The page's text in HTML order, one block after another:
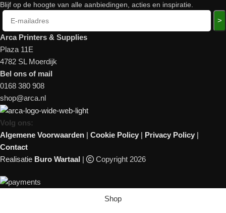
Blijf op de hoogte van alle aanbiedingen, acties en inspiratie.
>
Arca Printers & Supplies
Plaza 11E
4782 SL Moerdijk
Bel ons of mail
0168 380 908
shop@arca.nl
Volg ons:
Algemene Voorwaarden | Cookie Policy | Privacy Policy |
Contact
Realisatie Buro Wartaal | Copyright 2026
Shop